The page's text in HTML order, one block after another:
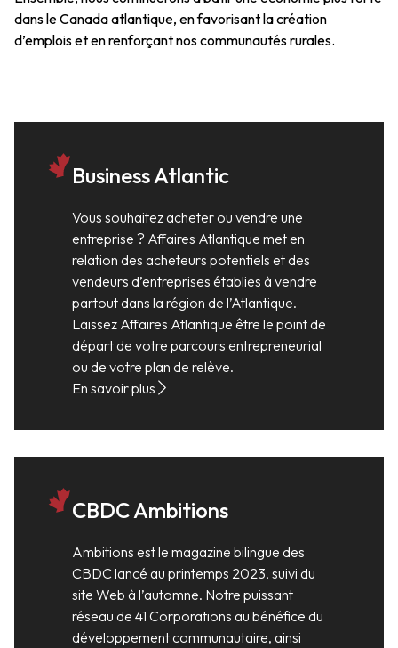
dans le Canada atlantique, en favorisant la création
d’emplois et en renforçant nos communautés rurales.
Business Atlantic
Vous souhaitez acheter ou vendre une
entreprise ? Affaires Atlantique met en
relation des acheteurs potentiels et des
vendeurs d’entreprises établies à vendre
partout dans la région de l’Atlantique.
Laissez Affaires Atlantique être le point de
départ de votre parcours entrepreneurial
ou de votre plan de relève.
En savoir plus
CBDC Ambitions
Ambitions est le magazine bilingue des
CBDC lancé au printemps 2023, suivi du
site Web à l’automne. Notre puissant
réseau de 41 Corporations au bénéfice du
développement communautaire, ainsi